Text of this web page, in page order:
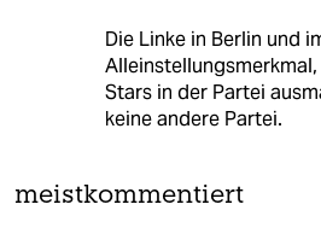
Die Linke in Berlin und
Stars in der Partei
keine andere Partei.
meistkommentiert